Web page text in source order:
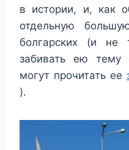
в истории, и, как
отдельную
болгарских (и не
забивать ею
могут прочитать ее
).